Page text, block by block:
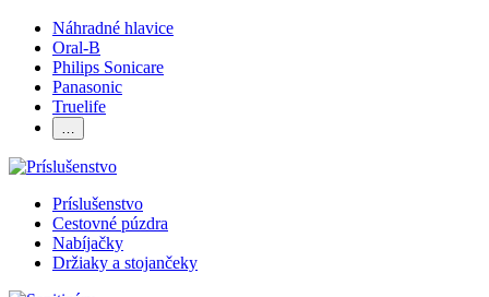
Náhradné hlavice
Oral-B
Philips Sonicare
Panasonic
Truelife
…
Príslušenstvo
Cestovné púzdra
Nabíjačky
Držiaky a stojančeky